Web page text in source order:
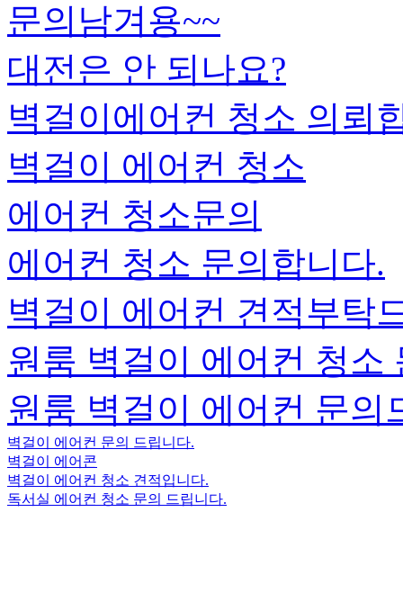
문의남겨용~~
대전은 안 되나요?
벽걸이에어컨 청소 의뢰
벽걸이 에어컨 청소
에어컨 청소문의
에어컨 청소 문의합니다.
벽걸이 에어컨 견적부탁
원룸 벽걸이 에어컨 청소
원룸 벽걸이 에어컨 문의
벽걸이 에어컨 문의 드립니다.
벽걸이 에어콘
벽걸이 에어컨 청소 견적입니다.
독서실 에어컨 청소 문의 드립니다.